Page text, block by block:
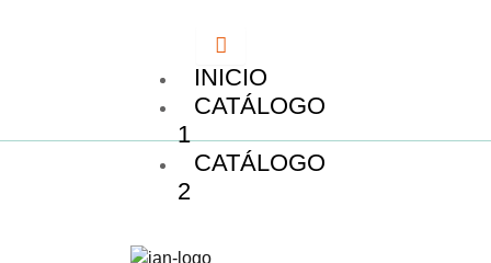
INICIO
CATÁLOGO
1
CATÁLOGO
2